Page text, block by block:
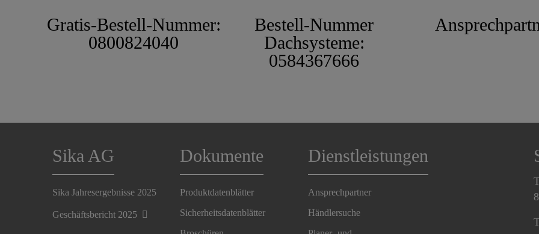
Gratis-Bestell-Nummer:
0800824040
Bestell-Nummer
Dachsysteme:
0584367666
Sika AG
Sika Jahresergebnisse 2025
Geschäftsbericht 2025
Dokumente
Produktdatenblätter
Sicherheitsdatenblätter
Dienstleistungen
Ansprechpartner
Händlersuche